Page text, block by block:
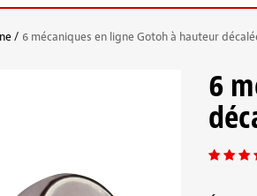
6 mécaniques en ligne Gotoh à hauteur
6